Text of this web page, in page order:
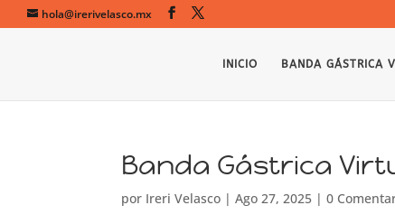
hola@irerivelasco.mx
INICIO BANDA GÁSTRICA
Banda Gástrica
por Ireri Velasco |Ago 27, 2025 |0